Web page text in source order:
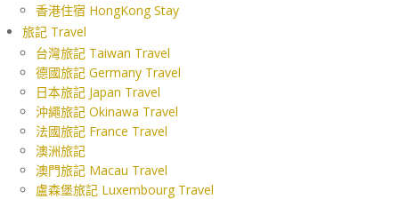
香港住宿 HongKong Stay
旅記 Travel
台灣旅記 Taiwan Travel
德國旅記 Germany Travel
日本旅記 Japan Travel
沖繩旅記 Okinawa Travel
法國旅記 France Travel
澳洲旅記
澳門旅記 Macau Travel
盧森堡旅記 Luxembourg Travel